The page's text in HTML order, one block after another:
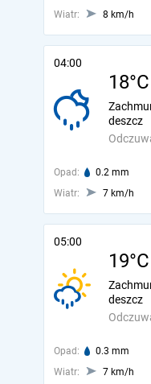
Wiatr:
8 km/h
04:00
18°C
deszcz
Opad: 0.2 mm
Wiatr:
7 km/h
05:00
19°C
deszcz
Opad: 0.3 mm
Wiatr:
7 km/h